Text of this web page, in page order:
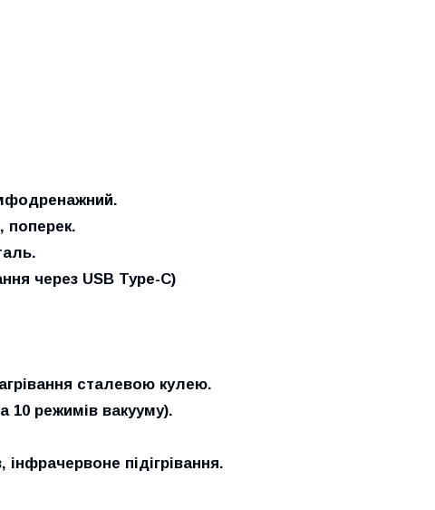
поперек.
через USB Type-C)
сталевою кулею.
10 режимів вакууму).
підігрівання.